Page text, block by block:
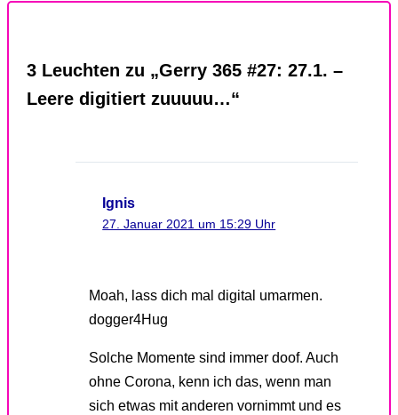
3 Leuchten zu „Gerry 365 #27: 27.1. –
Leere digitiert zuuuuu…“
Ignis
27. Januar 2021 um 15:29 Uhr
Moah, lass dich mal digital umarmen.
dogger4Hug
Solche Momente sind immer doof. Auch
ohne Corona, kenn ich das, wenn man
sich etwas mit anderen vornimmt und es